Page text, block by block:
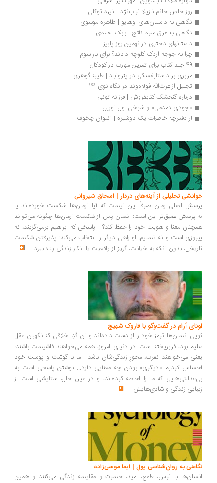
روز خاص خانم نازیلا تراب‌نژاد | نیره توکلی
نگاهی به داستان‌های اوهایو | طاهره موسوی
نگاهی به عرق سرد ناتج | بابک احمدی
داستانهای دختری در نهمین روز پاییز
چرا به جوجه اردک کلوچه دادند؟ برای بار سوم
مروری بر داستایفسکی در پتروآباد | طیبه گوهری
تجلیل از عزت‌الله فولادوند در نگاه نوی 141
درباره گنجشک کتابفروش | فرزانه تونی
«جودی دمدمی» و شوخی اول آوریل
از دفترچه‎ خاطرات یک دوشیزه | آنتوان چخوف
تحلیلی از آینه‌های دردار | اسحاق شیروانی
اصلی رمان صرفاً این نیست که آیا آرمان‌ها شکست خورده‌اند یا
عمیق‌تر این است: انسان پس از شکست آرمان‌ها چگونه می‌تواند
معنا و هویت خود را حفظ کند؟... پاسخی که ابراهیم برمی‌گزیند، نه
است و نه تسلیم. او راهی دیگر را انتخاب می‌کند: پذیرفتن شکست
بدون آنکه به خیانت، گریز از واقعیت یا انکار زندگی پناه ببرد...
آرام در گفت‌وگو با فاروک شهیچ‭
انسان‌ها ترمزِ خود را از دست داده‌اند و آن کُدِ اخلاقی که نگهبان عقل
بود، فروریخته است. در دنیای امروز، همه می‌خواهند فاشیست باشند؛
می‌خواهند نفرت، محورِ زندگی‌شان باشد... ما با گوشت و پوست خود
کردیم «دیگری» بودن چه معنایی دارد... نوشتن پاسخی است به
که ما را احاطه کرده‌اند، و در عین حال، ستایشی است از
زندگی و شادی‌هایش...
به روان‌شناسی پول | ایما موسی‌زاده
با ترس، طمع، امید، حسرت و مقایسه زندگی می‌کنند و همین